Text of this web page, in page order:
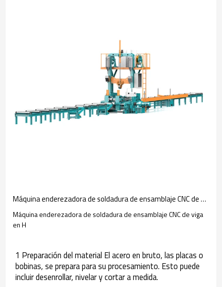
Máquina enderezadora de soldadura de ensamblaje CNC de viga en H
Máquina enderezadora de soldadura de ensamblaje CNC de viga
en H
1 Preparación del material El acero en bruto, las placas o
bobinas, se prepara para su procesamiento. Esto puede
incluir desenrollar, nivelar y cortar a medida.